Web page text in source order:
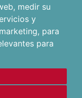
, medir su
y
, para
para